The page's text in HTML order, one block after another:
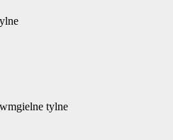
tylne